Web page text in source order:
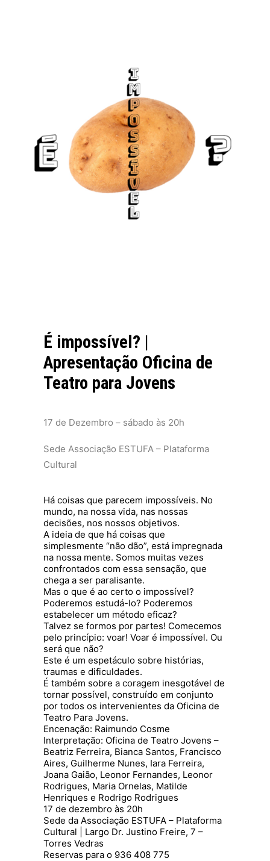
É impossível? |
Apresentação Oficina de
Teatro para Jovens
17 de Dezembro – sábado às 20h
Sede Associação ESTUFA – Plataforma
Cultural
Há coisas que parecem impossíveis. No
mundo, na nossa vida, nas nossas
decisões, nos nossos objetivos.
A ideia de que há coisas que
simplesmente “não dão”, está impregnada
na nossa mente. Somos muitas vezes
confrontados com essa sensação, que
chega a ser paralisante.
Mas o que é ao certo o impossível?
Poderemos estudá-lo? Poderemos
estabelecer um método eficaz?
Talvez se formos por partes! Comecemos
pelo princípio: voar! Voar é impossível. Ou
será que não?
Este é um espetáculo sobre histórias,
traumas e dificuldades.
É também sobre a coragem inesgotável de
tornar possível, construído em conjunto
por todos os intervenientes da Oficina de
Teatro Para Jovens.
Encenação: Raimundo Cosme
Interpretação: Oficina de Teatro Jovens –
Beatriz Ferreira, Bianca Santos, Francisco
Aires, Guilherme Nunes, Iara Ferreira,
Joana Gaião, Leonor Fernandes, Leonor
Rodrigues, Maria Ornelas, Matilde
Henriques e Rodrigo Rodrigues
17 de dezembro às 20h
Sede da Associação ESTUFA – Plataforma
Cultural | Largo Dr. Justino Freire, 7 –
Torres Vedras
Reservas para o 936 408 775